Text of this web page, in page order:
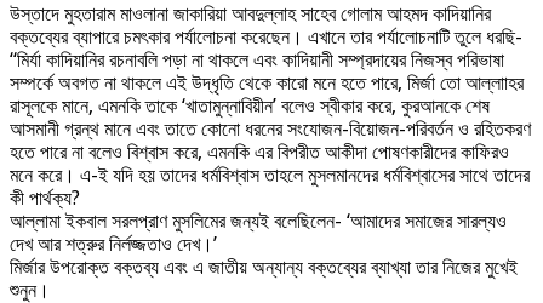
উস্তাদে মুহতারাম মাওলানা জাকারিয়া আবদুল্লাহ সাহেব গোলাম আহমদ কাদিয়ানির
বক্তব্যের ব্যাপারে চমৎকার পর্যালোচনা করেছেন। এখানে তার পর্যালোচনাটি তুলে ধরছি-
“মির্যা কাদিয়ানির রচনাবলি পড়া না থাকলে এবং কাদিয়ানী সম্প্রদায়ের নিজস্ব পরিভাষা
সম্পর্কে অবগত না থাকলে এই উদ্ধৃতি থেকে কারো মনে হতে পারে, মির্জা তো আল্লাাহর
রাসূলকে মানে, এমনকি তাকে ‘খাতামুন্নাবিয়ীন’ বলেও স্বীকার করে, কুরআনকে শেষ
আসমানী গ্রন্থ মানে এবং তাতে কোনো ধরনের সংযোজন-বিয়োজন-পরিবর্তন ও রহিতকরণ
হতে পারে না বলেও বিশ্বাস করে, এমনকি এর বিপরীত আকীদা পোষণকারীদের কাফিরও
মনে করে। এ-ই যদি হয় তাদের ধর্মবিশ্বাস তাহলে মুসলমানদের ধর্মবিশ্বাসের সাথে তাদের
কী পার্থক্য?
আল্লামা ইকবাল সরলপ্রাণ মুসলিমের জন্যই বলেছিলেন- ‘আমাদের সমাজের সারল্যও
দেখ আর শত্রুর নির্লজ্জতাও দেখ।’
মির্জার উপরোক্ত বক্তব্য এবং এ জাতীয় অন্যান্য বক্তব্যের ব্যাখ্যা তার নিজের মুখেই
শুনুন।